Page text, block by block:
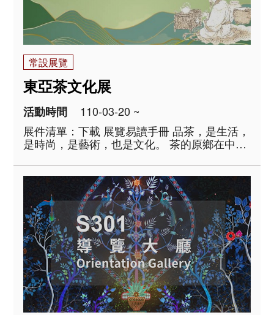
常設展覽
東亞茶文化展
活動時間
110-03-20 ~
展件清單：下載 展覽易讀手冊 品茶，是生活，
是時尚，是藝術，也是文化。 茶的原鄉在中
煮點啜，到今日的沖泡慢品。隨著製茶方式的
改變，茶器形式與品茗方法也隨之變化。漢地
飲茶習俗，透過使臣與貿易的傳播，融入蒙藏
人..